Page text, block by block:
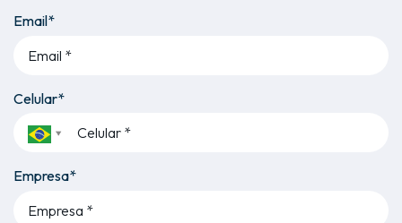
Email*
Celular*
Empresa*